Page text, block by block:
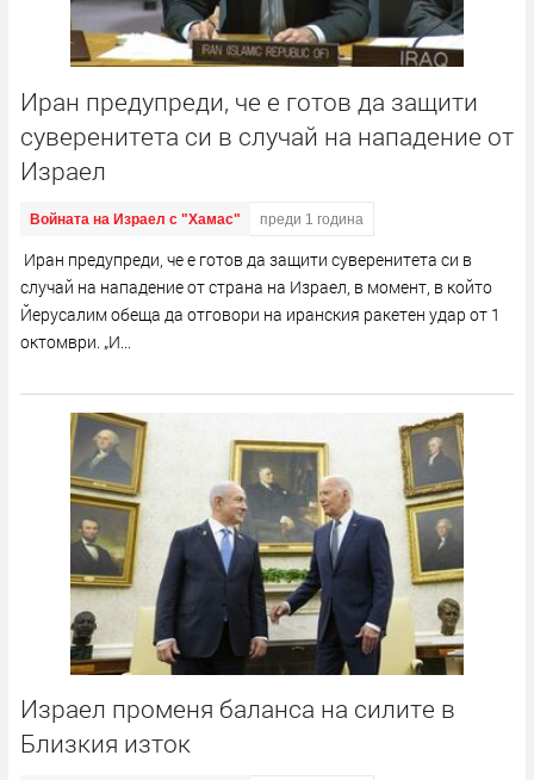
Иран предупреди, че е готов да защити
суверенитета си в случай на нападение от
Израел
Войната на Израел с "Хамас" преди 1 година
Иран предупреди, че е готов да защити суверенитета си в
случай на нападение от страна на Израел, в момент, в който
Йерусалим обеща да отговори на иранския ракетен удар от 1
октомври. „И...
Израел променя баланса на силите в
Близкия изток